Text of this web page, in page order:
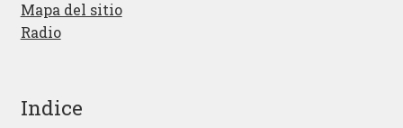
Mapa del sitio
Radio
Indice